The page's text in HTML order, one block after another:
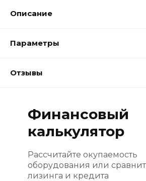
Описание
Параметры
Отзывы
Финансовый
калькулятор
Рассчитайте окупаемость
оборудования или
лизинга и кредита